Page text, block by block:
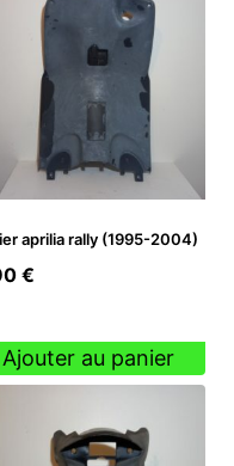
aprilia rally (1995-2004)
€
Ajouter au panier